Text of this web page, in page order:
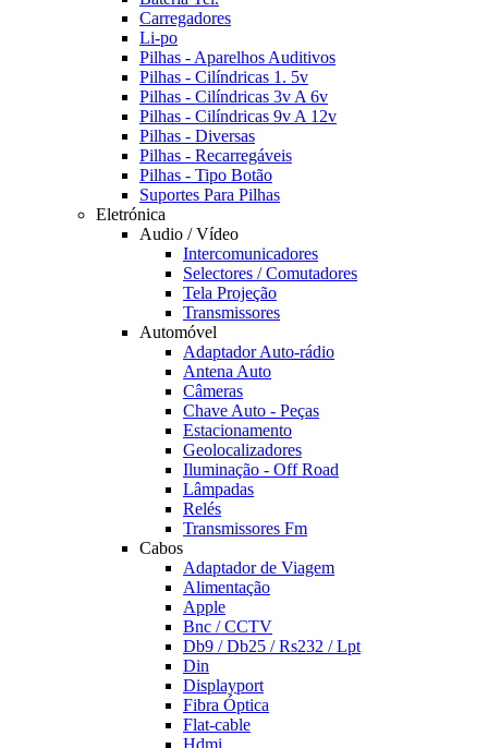
Carregadores
Li-po
Pilhas - Aparelhos Auditivos
Pilhas - Cilíndricas 1. 5v
Pilhas - Cilíndricas 3v A 6v
Pilhas - Cilíndricas 9v A 12v
Pilhas - Diversas
Pilhas - Recarregáveis
Pilhas - Tipo Botão
Suportes Para Pilhas
Eletrónica
Audio / Vídeo
Intercomunicadores
Selectores / Comutadores
Tela Projeção
Transmissores
Automóvel
Adaptador Auto-rádio
Antena Auto
Câmeras
Chave Auto - Peças
Estacionamento
Geolocalizadores
Iluminação - Off Road
Lâmpadas
Relés
Transmissores Fm
Cabos
Adaptador de Viagem
Alimentação
Apple
Bnc / CCTV
Db9 / Db25 / Rs232 / Lpt
Din
Displayport
Fibra Óptica
Flat-cable
Hdmi